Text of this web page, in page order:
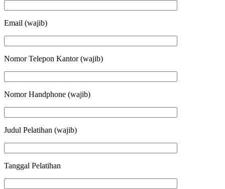
Email (wajib)
Nomor Telepon Kantor (wajib)
Nomor Handphone (wajib)
Judul Pelatihan (wajib)
Tanggal Pelatihan